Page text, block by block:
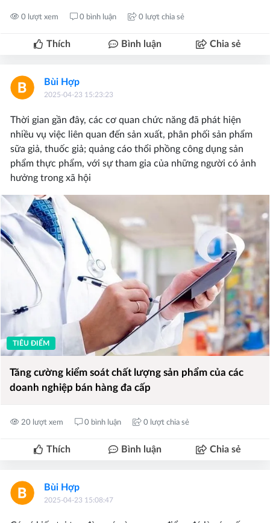
0 lượt xem 0 bình luận 0 lượt chia sẻ
Thích Bình luận Chia sẻ
Bùi Hợp
2025-04-23 15:23:23
Thời gian gần đây, các cơ quan chức năng đã phát hiện
nhiều vụ việc liên quan đến sản xuất, phân phối sản phẩm
sữa giả, thuốc giả; quảng cáo thổi phồng công dụng sản
phẩm thực phẩm, với sự tham gia của những người có ảnh
hưởng trong xã hội
TIÊU ĐIỂM
Tăng cường kiểm soát chất lượng sản phẩm của các
doanh nghiệp bán hàng đa cấp
20 lượt xem 0 bình luận 0 lượt chia sẻ
Thích Bình luận Chia sẻ
Bùi Hợp
2025-04-23 15:08:47